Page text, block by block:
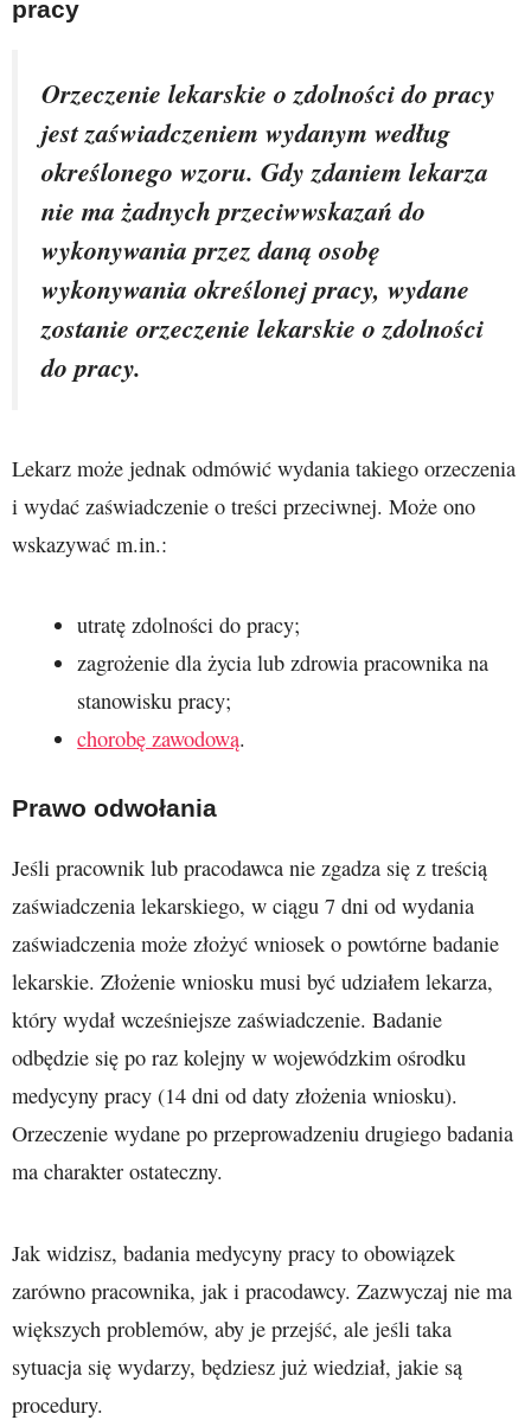
pracy
Orzeczenie lekarskie o zdolności do pracy
jest zaświadczeniem wyda­nym według
określonego wzoru. Gdy zdaniem lekarza
nie ma żadnych przeciwwskazań do
wykonywania przez daną osobę
wykonywania określonej pracy, wydane
zostanie orzeczenie lekarskie o zdolności
do pracy.
Lekarz może jednak odmówić wydania takiego orzeczenia
i wydać zaświadczenie o treści przeciwnej. Może ono
wskazywać m.in.:
utratę zdolności do pracy;
zagrożenie dla życia lub zdrowia pracownika na
stanowisku pracy;
chorobę zawodową.
Prawo odwołania
Jeśli pracownik lub pracodawca nie zgadza się z treścią
zaświadczenia lekarskiego, w ciągu 7 dni od wydania
zaświadczenia może złożyć wniosek o powtórne badanie
lekarskie. Złożenie wniosku musi być udziałem lekarza,
który wydał wcześniejsze zaświadczenie. Badanie
odbędzie się po raz kolejny w wojewódzkim ośrodku
medycyny pracy (14 dni od daty złożenia wniosku).
Orzeczenie wydane po przeprowadzeniu drugiego badania
ma charakter ostateczny.
Jak widzisz, badania medycyny pracy to obowiązek
zarówno pracownika, jak i pracodawcy. Zazwyczaj nie ma
większych problemów, aby je przejść, ale jeśli taka
sytuacja się wydarzy, będziesz już wiedział, jakie są
procedury.